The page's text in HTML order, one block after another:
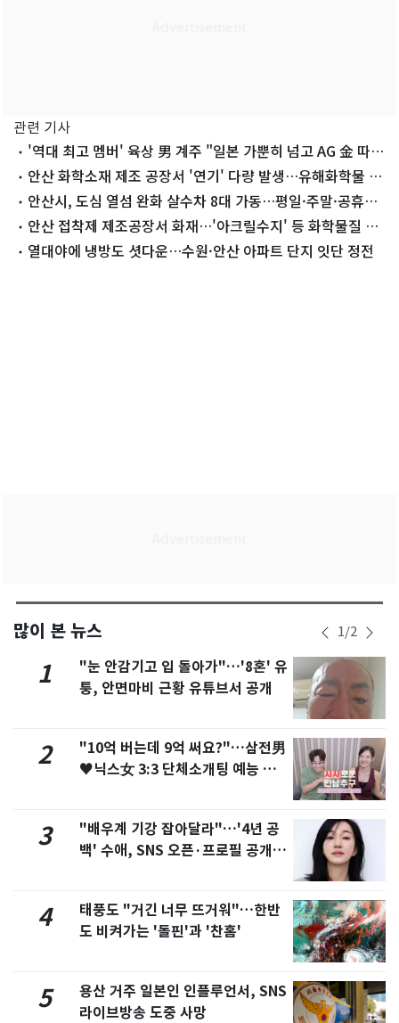
관련 기사
'역대 최고 멤버' 육상 男 계주 "일본 가뿐히 넘고 AG 金 따겠
다"안산 화학소재 제조 공장서 '연기' 다량 발생…유해화학물 자
연 발화(종합)
안산시, 도심 열섬 완화 살수차 8대 가동…평일·주말·공휴일
운영안산 접착제 제조공장서 화재…'아크릴수지' 등 화학물질 보
관 열대야에 냉방도 셧다운…수원·안산 아파트 단지 잇단 정전
많이 본 뉴스 1/2
1
"눈 안감기고 입 돌아가"…'8혼' 유
퉁, 안면마비 근황 유튜브서 공개
2
"10억 버는데 9억 써요?"…삼전男
♥닉스女 3:3 단체소개팅 예능 화
3
"배우계 기강 잡아달라"…'4년 공
백' 수애, SNS 오픈·프로필 공개
4
태풍도 "거긴 너무 뜨거워"…한반
도 비켜가는 '돌핀'과 '찬홈'
5
용산 거주 일본인 인플루언서, SNS
라이브방송 도중 사망